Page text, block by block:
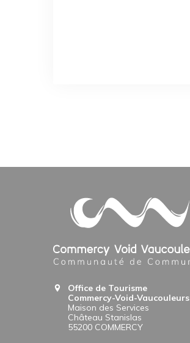
Office de Tourisme
Commercy-Void-Vaucouleurs
Maison des Services
Château Stanislas
55200 COMMERCY